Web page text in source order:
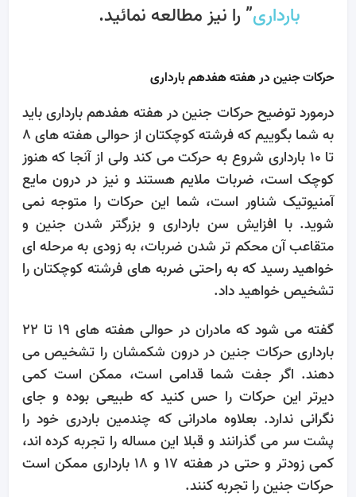
بارداری” را نیز مطالعه نمائید.
حرکات جنین در هفته هفدهم بارداری
درمورد توضیح حرکات جنین در هفته هفدهم بارداری باید
به شما بگوییم که فرشته کوچکتان از حوالی هفته های 8
تا 10 بارداری شروع به حرکت می کند ولی از آنجا که هنوز
کوچک است، ضربات ملایم هستند و نیز در درون مایع
آمنیوتیک شناور است، شما این حرکات را متوجه نمی
شوید. با افزایش سن بارداری و بزرگتر شدن جنین و
متقاعب آن محکم تر شدن ضربات، به زودی به مرحله ای
خواهید رسید که به راحتی ضربه های فرشته کوچکتان را
تشخیص خواهید داد.
گفته می شود که مادران در حوالی هفته های 19 تا 22
بارداری حرکات جنین در درون شکمشان را تشخیص می
دهند. اگر جفت شما قدامی است، ممکن است کمی
دیرتر این حرکات را حس کنید که طبیعی بوده و جای
نگرانی ندارد. بعلاوه مادرانی که چندمین باردری خود را
پشت سر می گذرانند و قبلا این مساله را تجربه کرده اند،
کمی زودتر و حتی در هفته 17 و 18 بارداری ممکن است
حرکات جنین را تجربه کنند.